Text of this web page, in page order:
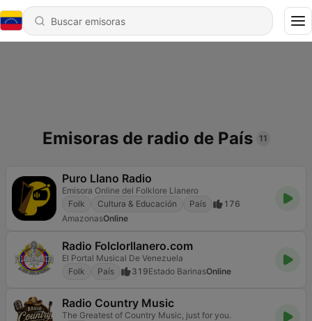
Emisoras de radio de País 11
Puro Llano Radio
Emisora Online del Folklore Llanero
Folk
Cultura & Educación País
176
AmazonasOnline
Radio Folclorllanero.com
El Portal Musical De Venezuela
Folk
País 319Estado BarinasOnline
Radio Country Music
The Greatest of Country Music, just for you.